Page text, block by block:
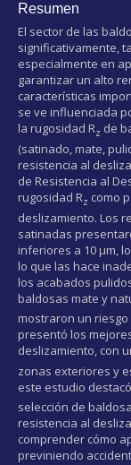
Resumen
El sector de las
significativamente,
especialmente en
garantizar un alto
características
se ve influenciada
la rugosidad Rz de
(satinado, mate,
resistencia al
de Resistencia al
rugosidad Rz como
deslizamiento. Los
satinadas
inferiores a 10 µm,
lo que las hace
los acabados
baldosas mate y
mostraron un riesgo
presentó los
deslizamiento, con
zonas exteriores y
este estudio
selección de
resistencia al
comprender cómo
previniendo